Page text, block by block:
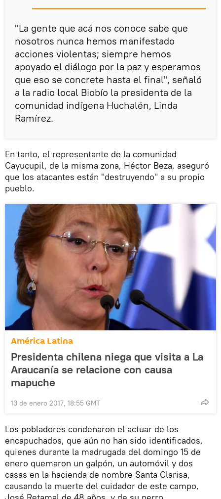
"La gente que acá nos conoce sabe que
nosotros nunca hemos manifestado
acciones violentas; siempre hemos
apoyado el diálogo por la paz y esperamos
que eso se concrete hasta el final", señaló
a la radio local Biobío la presidenta de la
comunidad indígena Huchalén, Linda
Ramírez.
En tanto, el representante de la comunidad
Cayucupil, de la misma zona, Héctor Beza, aseguró
que los atacantes están "destruyendo" a su propio
pueblo.
América Latina
Presidenta chilena niega que visita a La
Araucanía se relacione con causa
mapuche
13 de enero 2017, 18:55 GMT
Los pobladores condenaron el actuar de los
encapuchados, que aún no han sido identificados,
quienes durante la madrugada del domingo 15 de
enero quemaron un galpón, un automóvil y dos
casas en la hacienda de nombre Santa Clarisa,
causando la muerte del cuidador de este campo,